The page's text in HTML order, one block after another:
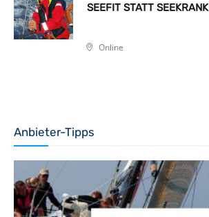
SEEFIT STATT
Online
Anbieter-Tipps